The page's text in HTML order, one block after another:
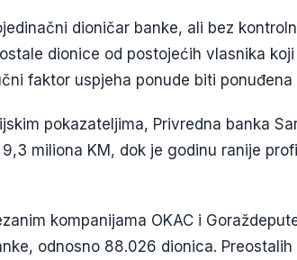
dioničar banke, ali bez
dionice od postojećih vlasnika
faktor uspjeha ponude biti
pokazateljima, Privredna banka
miliona KM, dok je godinu ranije
kompanijama OKAC i
odnosno 88.026 dionica.